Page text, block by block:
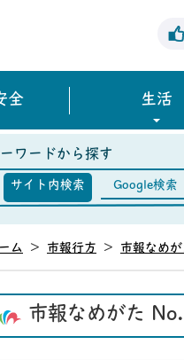
全 生活
ワードから探す
サイト内検索 Google検索
ム > 市報行方 > 市報なめ
市報なめがた